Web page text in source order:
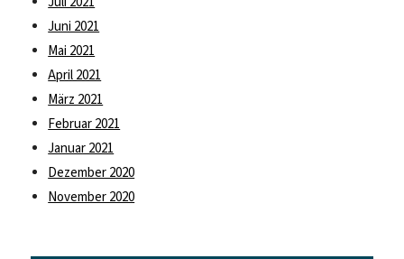
Juni 2021
Mai 2021
April 2021
März 2021
Februar 2021
Januar 2021
Dezember 2020
November 2020